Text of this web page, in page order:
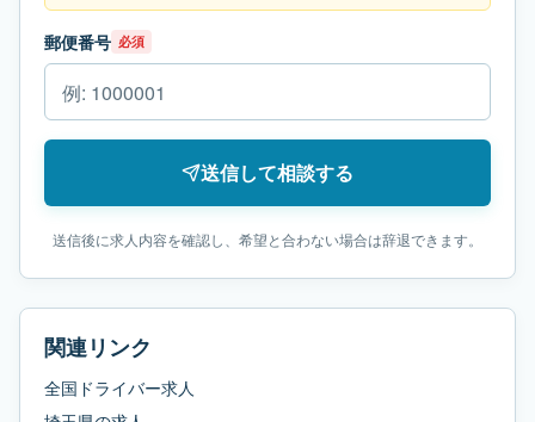
郵便番号 必須
送信して相談する
送信後に求人内容を確認し、希望と合わない場合は辞退できます。
関連リンク
全国ドライバー求人